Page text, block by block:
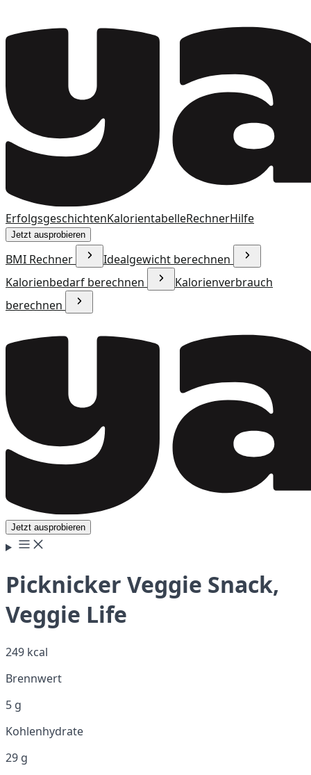
ErfolgsgeschichtenKalorientabelleRechnerHilfe
Jetzt ausprobieren
BMI Rechner
Idealgewicht berechnen
Kalorienbedarf berechnen
Kalorienverbrauch
berechnen
Jetzt ausprobieren
Picknicker Veggie Snack,
Veggie Life
249 kcal
Brennwert
5 g
Kohlenhydrate
29 g